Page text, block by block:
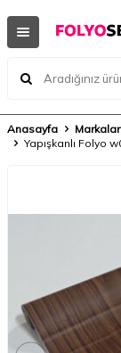
Anasayfa Markalar
Yapışkanlı Folyo